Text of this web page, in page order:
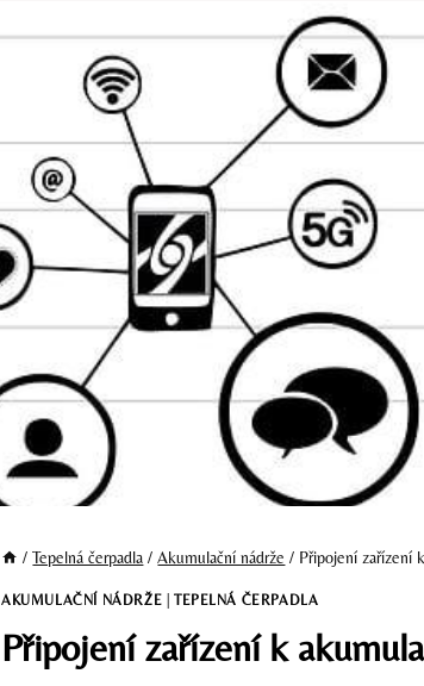
/ Tepelná čerpadla / Akumulační nádrže / Připojení zařízení
AKUMULAČNÍ NÁDRŽE TEPELNÁ ČERPADLA
Připojení zařízení k